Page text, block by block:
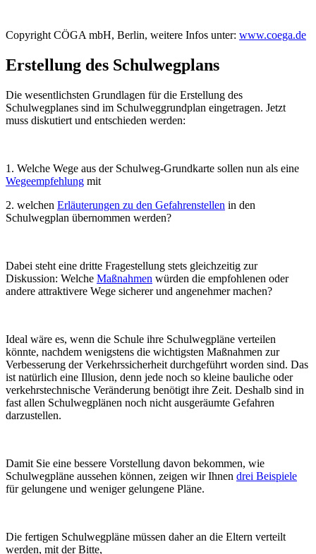
Copyright CÖGA mbH, Berlin, weitere Infos unter: www.coega.de
Erstellung des Schulwegplans
Die wesentlichsten Grundlagen für die Erstellung des
Schulwegplanes sind im Schulweggrundplan eingetragen. Jetzt
muss diskutiert und entschieden werden:
1. Welche Wege aus der Schulweg-Grundkarte sollen nun als eine
Wegeempfehlung mit
2. welchen Erläuterungen zu den Gefahrenstellen in den
Schulwegplan übernommen werden?
Dabei steht eine dritte Fragestellung stets gleichzeitig zur
Diskussion: Welche Maßnahmen würden die empfohlenen oder
andere attraktivere Wege sicherer und angenehmer machen?
Ideal wäre es, wenn die Schule ihre Schulwegpläne verteilen
könnte, nachdem wenigstens die wichtigsten Maßnahmen zur
Verbesserung der Verkehrssicherheit durchgeführt worden sind. Das
ist natürlich eine Illusion, denn jede noch so kleine bauliche oder
verkehrstechnische Veränderung benötigt ihre Zeit. Deshalb sind in
fast allen Schulwegplänen noch nicht ausgeräumte Gefahren
darzustellen.
Damit Sie eine bessere Vorstellung davon bekommen, wie
Schulwegpläne aussehen können, zeigen wir Ihnen drei Beispiele
für gelungene und weniger gelungene Pläne.
Die fertigen Schulwegpläne müssen daher an die Eltern verteilt
werden, mit der Bitte,